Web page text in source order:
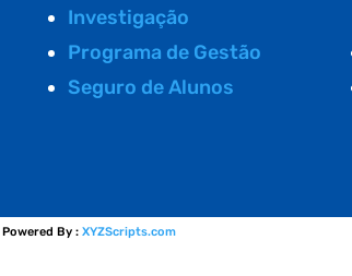
Investigação
Programa de Gestão
Seguro de Alunos
Powered By : XYZScripts.com